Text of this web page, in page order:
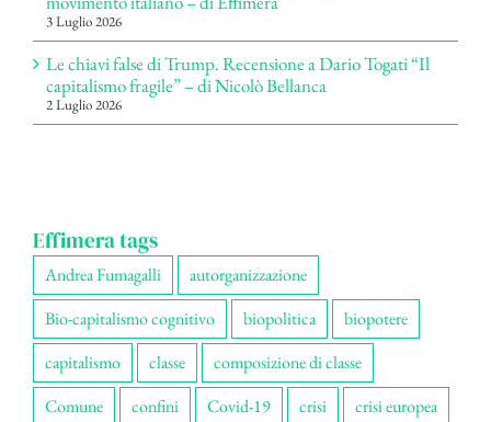
3 Luglio 2026
Le chiavi false di Trump. Recensione a Dario Togati “Il
capitalismo fragile” – di Nicolò Bellanca
2 Luglio 2026
Effimera tags
Andrea Fumagalli
autorganizzazione
Bio-capitalismo cognitivo
biopolitica
biopotere
capitalismo
classe
composizione di classe
Comune
confini Covid-19 crisi
crisi europea